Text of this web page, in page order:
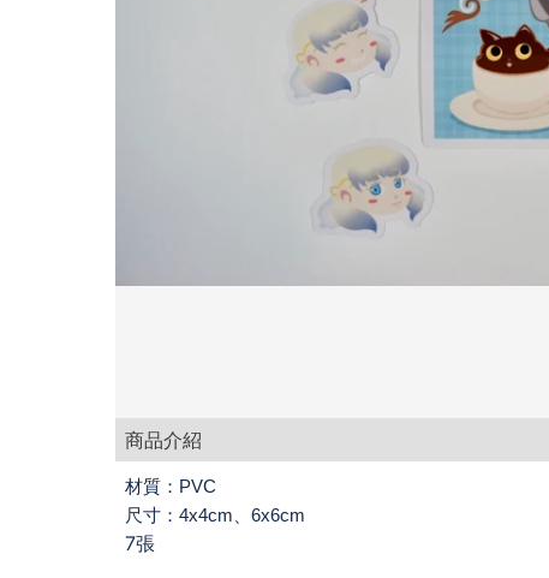
商品介紹
材質：PVC
尺寸：4x4cm、6x6cm
7張